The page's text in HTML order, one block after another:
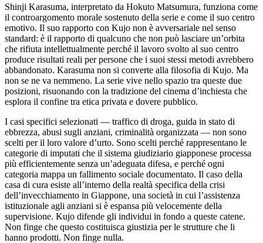
Shinji Karasuma, interpretato da Hokuto Matsumura, funziona come
il controargomento morale sostenuto della serie e come il suo centro
emotivo. Il suo rapporto con Kujo non è avversariale nel senso
standard: è il rapporto di qualcuno che non può lasciare un’orbita
che rifiuta intellettualmente perché il lavoro svolto al suo centro
produce risultati reali per persone che i suoi stessi metodi avrebbero
abbandonato. Karasuma non si converte alla filosofia di Kujo. Ma
non se ne va nemmeno. La serie vive nello spazio tra queste due
posizioni, risuonando con la tradizione del cinema d’inchiesta che
esplora il confine tra etica privata e dovere pubblico.
I casi specifici selezionati — traffico di droga, guida in stato di
ebbrezza, abusi sugli anziani, criminalità organizzata — non sono
scelti per il loro valore d’urto. Sono scelti perché rappresentano le
categorie di imputati che il sistema giudiziario giapponese processa
più efficientemente senza un’adeguata difesa, e perché ogni
categoria mappa un fallimento sociale documentato. Il caso della
casa di cura esiste all’interno della realtà specifica della crisi
dell’invecchiamento in Giappone, una società in cui l’assistenza
istituzionale agli anziani si è espansa più velocemente della
supervisione. Kujo difende gli individui in fondo a queste catene.
Non finge che questo costituisca giustizia per le strutture che li
hanno prodotti. Non finge nulla.